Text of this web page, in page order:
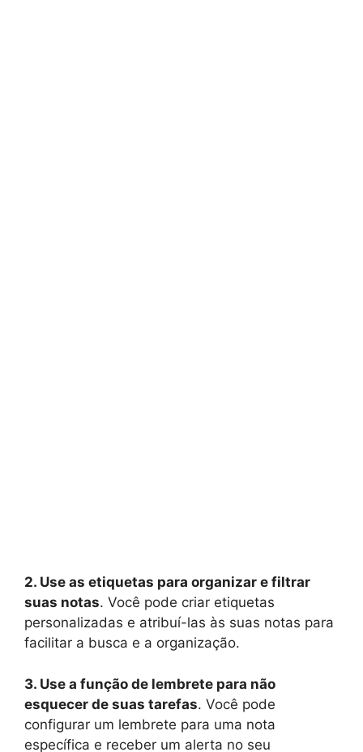
2. Use as etiquetas para organizar e filtrar
suas notas. Você pode criar etiquetas
personalizadas e atribuí-las às suas notas para
facilitar a busca e a organização.
3. Use a função de lembrete para não
esquecer de suas tarefas. Você pode
configurar um lembrete para uma nota
específica e receber um alerta no seu